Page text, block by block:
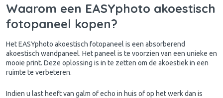
Waarom een EASYphoto akoestisch
fotopaneel kopen?
HetEASYphoto akoestisch fotopaneel is een absorberend
akoestisch wandpaneel. Het paneel is te voorzien van een unieke en
mooie print. Deze oplossing is in te zetten om de akoestiek in een
ruimte te verbeteren.
Indien u last heeft van galm of echo in huis of op het werk dan is